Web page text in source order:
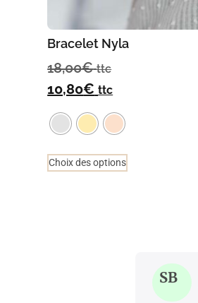
Bracelet Nyla
18,00€ ttc
10,80€ ttc
Choix des options
SB